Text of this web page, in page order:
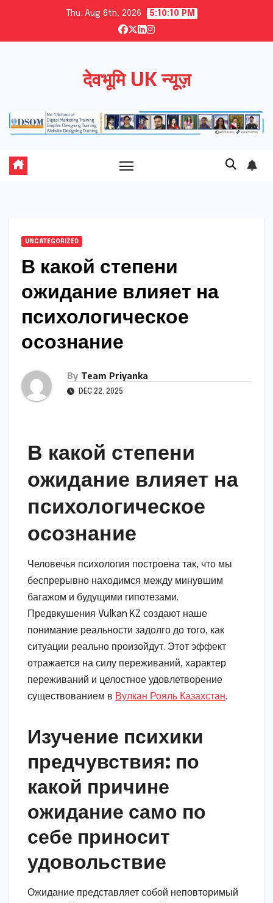
content
Thu. Aug 6th, 2026 5:10:11 PM
देवभूमि UK न्यूज़
UNCATEGORIZED
В какой степени
ожидание влияет на
психологическое
осознание
By Team Priyanka
DEC 22, 2025
В какой степени
ожидание влияет на
психологическое
осознание
Человечья психология построена так, что мы
беспрерывно находимся между минувшим
багажом и будущими гипотезами.
Предвкушения Vulkan KZ создают наше
понимание реальности задолго до того, как
ситуации реально произойдут. Этот эффект
отражается на силу переживаний, характер
переживаний и целостное удовлетворение
существованием в Вулкан Рояль Казахстан.
Изучение психики
предчувствия: по
какой причине
ожидание само по
себе приносит
удовольствие
Ожидание представляет собой неповторимый